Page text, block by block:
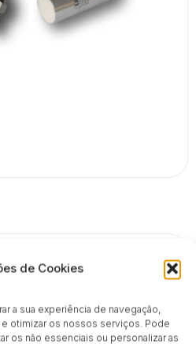
de Cookies
a sua experiência de navegação,
otimizar os nossos serviços. Pode
os não essenciais ou personalizar as